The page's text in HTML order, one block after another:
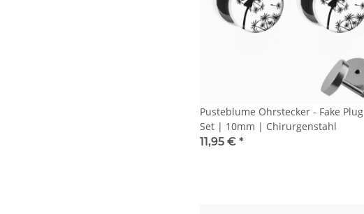
Pusteblume Ohrstecker - Fake Plug
Set | 10mm | Chirurgenstahl
11,95 €*